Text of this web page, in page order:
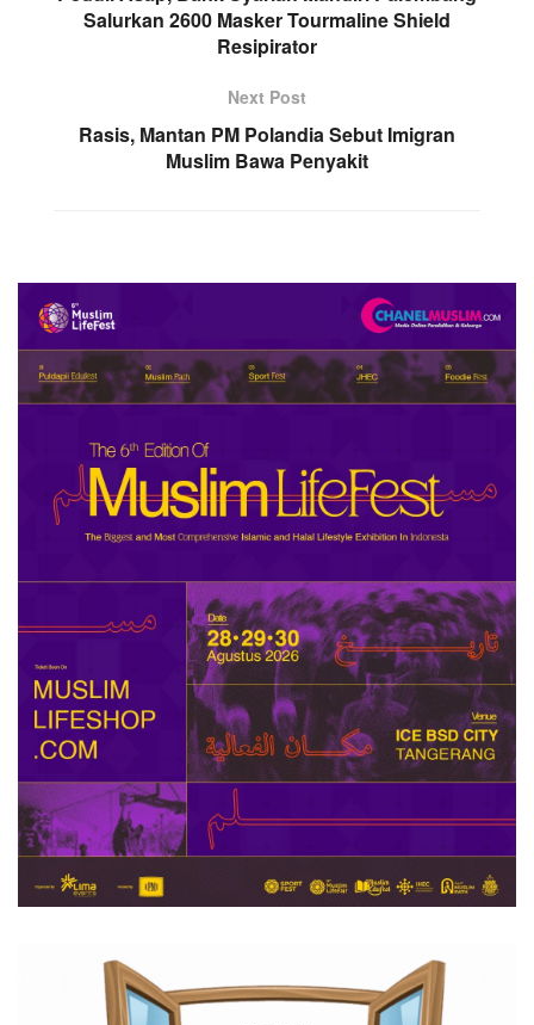
Salurkan 2600 Masker Tourmaline Shield
Resipirator
Next Post
Rasis, Mantan PM Polandia Sebut Imigran
Muslim Bawa Penyakit